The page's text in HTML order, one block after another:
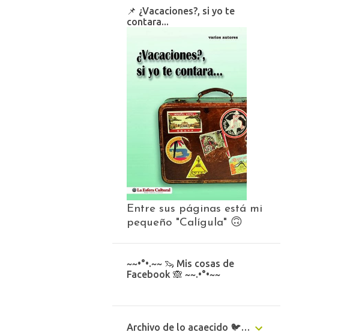
📌 ¿Vacaciones?, si yo te
contara...
Entre sus páginas está mi
pequeño "Calígula" 🙃
~~•°•.~~ 🦦 Mis cosas de
Facebook 🙈 ~~.•°•~~
Archivo de lo acaecido 🐦✨️✨️